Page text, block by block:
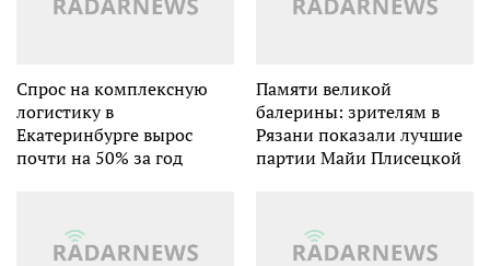
Спрос на комплексную
логистику в
Екатеринбурге вырос
почти на 50% за год
Памяти великой
балерины: зрителям в
Рязани показали лучшие
партии Майи Плисецкой